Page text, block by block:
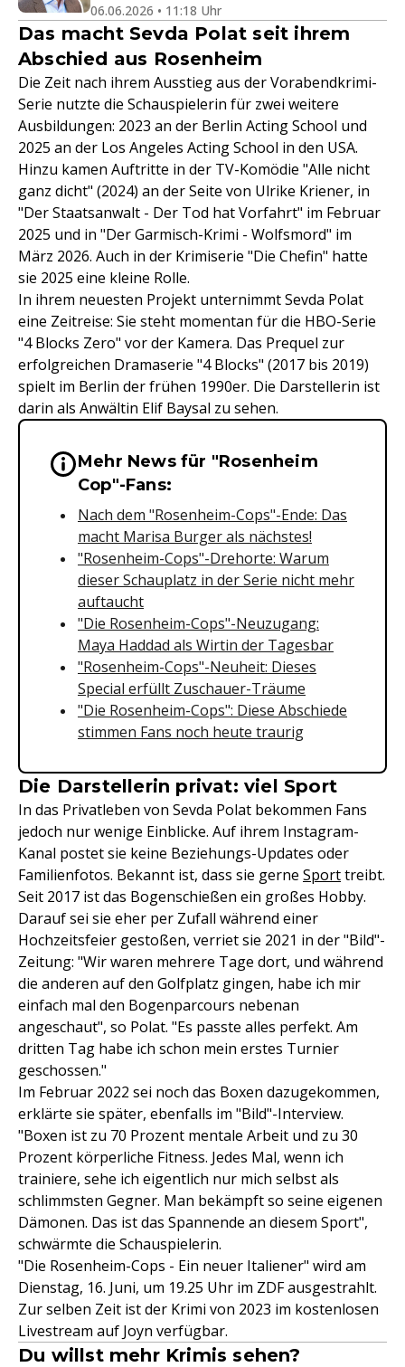
06.06.2026 • 11:18 Uhr
Das macht Sevda Polat seit ihrem
Abschied aus Rosenheim
Die Zeit nach ihrem Ausstieg aus der Vorabendkrimi-
Serie nutzte die Schauspielerin für zwei weitere
Ausbildungen: 2023 an der Berlin Acting School und
2025 an der Los Angeles Acting School in den USA.
Hinzu kamen Auftritte in der TV-Komödie "Alle nicht
ganz dicht" (2024) an der Seite von Ulrike Kriener, in
"Der Staatsanwalt - Der Tod hat Vorfahrt" im Februar
2025 und in "Der Garmisch-Krimi - Wolfsmord" im
März 2026. Auch in der Krimiserie "Die Chefin" hatte
sie 2025 eine kleine Rolle.
In ihrem neuesten Projekt unternimmt Sevda Polat
eine Zeitreise: Sie steht momentan für die HBO-Serie
"4 Blocks Zero" vor der Kamera. Das Prequel zur
erfolgreichen Dramaserie "4 Blocks" (2017 bis 2019)
spielt im Berlin der frühen 1990er. Die Darstellerin ist
darin als Anwältin Elif Baysal zu sehen.
Wichtige Hinweise &
Mehr News für "Rosenheim
Cop"-Fans:
Nach dem "Rosenheim-Cops"-Ende: Das
macht Marisa Burger als nächstes!
"Rosenheim-Cops"-Drehorte: Warum
dieser Schauplatz in der Serie nicht mehr
auftaucht
"Die Rosenheim-Cops"-Neuzugang:
Maya Haddad als Wirtin der Tagesbar
"Rosenheim-Cops"-Neuheit: Dieses
Special erfüllt Zuschauer-Träume
"Die Rosenheim-Cops": Diese Abschiede
stimmen Fans noch heute traurig
Die Darstellerin privat: viel Sport
In das Privatleben von Sevda Polat bekommen Fans
jedoch nur wenige Einblicke. Auf ihrem Instagram-
Kanal postet sie keine Beziehungs-Updates oder
Familienfotos. Bekannt ist, dass sie gerne Sporttreibt.
Seit 2017 ist das Bogenschießen ein großes Hobby.
Darauf sei sie eher per Zufall während einer
Hochzeitsfeier gestoßen, verriet sie 2021 in der "Bild"-
Zeitung: "Wir waren mehrere Tage dort, und während
die anderen auf den Golfplatz gingen, habe ich mir
einfach mal den Bogenparcours nebenan
angeschaut", so Polat. "Es passte alles perfekt. Am
dritten Tag habe ich schon mein erstes Turnier
geschossen."
Im Februar 2022 sei noch das Boxen dazugekommen,
erklärte sie später, ebenfalls im "Bild"-Interview.
"Boxen ist zu 70 Prozent mentale Arbeit und zu 30
Prozent körperliche Fitness. Jedes Mal, wenn ich
trainiere, sehe ich eigentlich nur mich selbst als
schlimmsten Gegner. Man bekämpft so seine eigenen
Dämonen. Das ist das Spannende an diesem Sport",
schwärmte die Schauspielerin.
"Die Rosenheim-Cops - Ein neuer Italiener" wird am
Dienstag, 16. Juni, um 19.25 Uhr im ZDF ausgestrahlt.
Zur selben Zeit ist der Krimi von 2023 im kostenlosen
Livestream auf Joyn verfügbar.
Du willst mehr Krimis sehen?